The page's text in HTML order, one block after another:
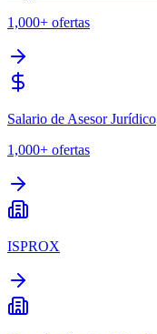
1,000+ ofertas
Salario de Asesor Jurídico
1,000+ ofertas
ISPROX